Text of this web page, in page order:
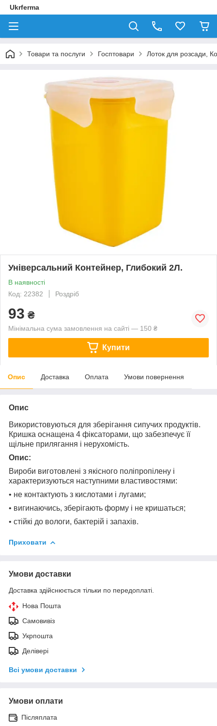
Ukrferma
Товари та послуги Госптовари Лоток для розсади,
Універсальний Контейнер, Глибокий 2Л.
В наявності
Код: 22382
Роздріб
93 ₴
Мінімальна сума замовлення на сайті — 150 ₴
Купити
Опис Доставка Оплата Умови повернення
Опис
Використовуються для зберігання сипучих продуктів.
Кришка оснащена 4 фіксаторами, що забезпечує її
щільне прилягання і нерухомість.
Опис:
Вироби виготовлені з якісного поліпропілену і
характеризуються наступними властивостями:
• не контактують з кислотами і лугами;
• вигинаючись, зберігають форму і не кришаться;
• стійкі до вологи, бактерій і запахів.
Приховати
Умови доставки
Доставка здійснюється тільки по передоплаті.
Нова Пошта
Самовивіз
Укрпошта
Делівері
Всі умови доставки
Умови оплати
Післяплата